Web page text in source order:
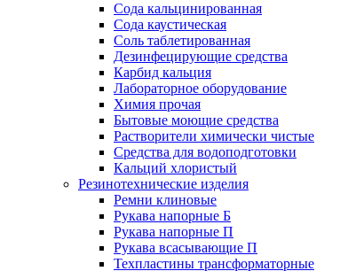
Сода кальцинированная
Сода каустическая
Соль таблетированная
Дезинфецирующие средства
Карбид кальция
Лабораторное оборудование
Химия прочая
Бытовые моющие средства
Растворители химически чистые
Средства для водоподготовки
Кальций хлористый
Резинотехнические изделия
Ремни клиновые
Рукава напорные Б
Рукава напорные П
Рукава всасывающие П
Техпластины трансформаторные